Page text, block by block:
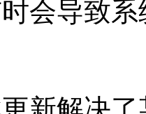
会导致